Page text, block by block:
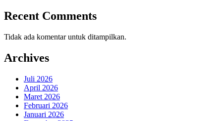
Recent Comments
Tidak ada komentar untuk ditampilkan.
Archives
Juli 2026
April 2026
Maret 2026
Februari 2026
Januari 2026